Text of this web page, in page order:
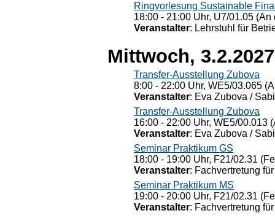
Ringvorlesung Sustainable
18:00 - 21:00 Uhr, U7/01.05
Veranstalter: Lehrstuhl für
Mittwoch, 3.2.2027
Transfer-Ausstellung Zubova
8:00 - 22:00 Uhr, WE5/03.065
Veranstalter: Eva Zubova /
Transfer-Ausstellung Zubova
16:00 - 22:00 Uhr, WE5/00.013
Veranstalter: Eva Zubova /
Seminar Praktikum GS
18:00 - 19:00 Uhr, F21/02.31
Veranstalter: Fachvertretung
Seminar Praktikum MS
19:00 - 20:00 Uhr, F21/02.31
Veranstalter: Fachvertretung